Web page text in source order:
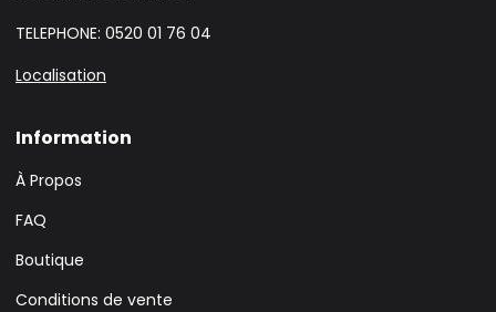
TELEPHONE: 0520 01 76 04
Localisation
Information
À Propos
FAQ
Boutique
Conditions de vente